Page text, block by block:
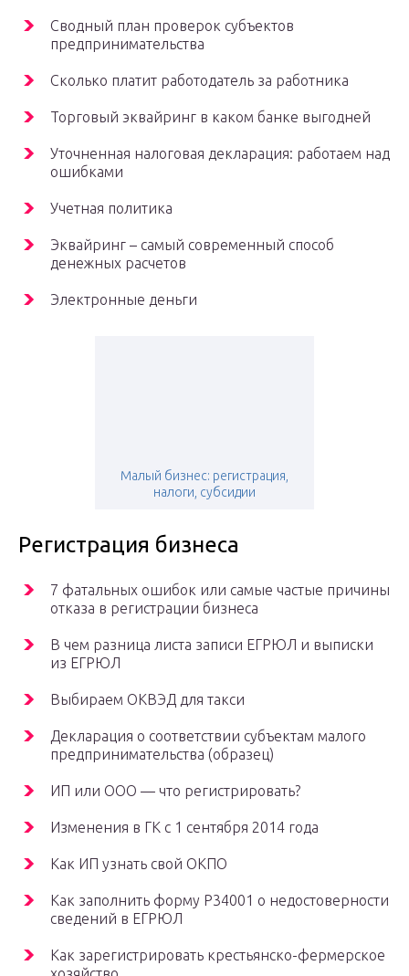
Сводный план проверок субъектов
предпринимательства
Сколько платит работодатель за работника
Торговый эквайринг в каком банке выгодней
Уточненная налоговая декларация: работаем над
ошибками
Учетная политика
Эквайринг – самый современный способ
денежных расчетов
Электронные деньги
Малый бизнес: регистрация,
налоги, субсидии
Регистрация бизнеса
7 фатальных ошибок или самые частые причины
отказа в регистрации бизнеса
В чем разница листа записи ЕГРЮЛ и выписки
из ЕГРЮЛ
Выбираем ОКВЭД для такси
Декларация о соответствии субъектам малого
предпринимательства (образец)
ИП или ООО — что регистрировать?
Изменения в ГК с 1 сентября 2014 года
Как ИП узнать свой ОКПО
Как заполнить форму Р34001 о недостоверности
сведений в ЕГРЮЛ
Как зарегистрировать крестьянско-фермерское